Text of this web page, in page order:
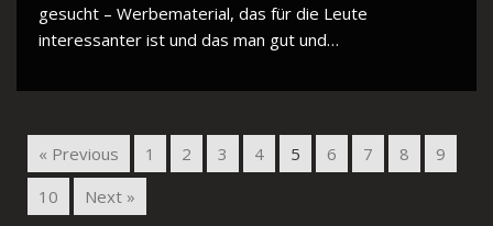
gesucht – Werbematerial, das für die Leute
interessanter ist und das man gut und…
« Previous 1 2 3 4 5 6 7 8
9
10
Next »